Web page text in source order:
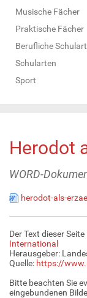
Musische Fächer
Praktische Fächer
Berufliche
Schularten
Sport
Herodot
WORD-
herodot-als-
Der Text dieser
International
Herausgeber:
Quelle: https://
Bitte beachten Sie
eingebundenen